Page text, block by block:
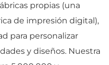
propias (una
de impresión digital),
para personalizar
y diseños. Nuestra